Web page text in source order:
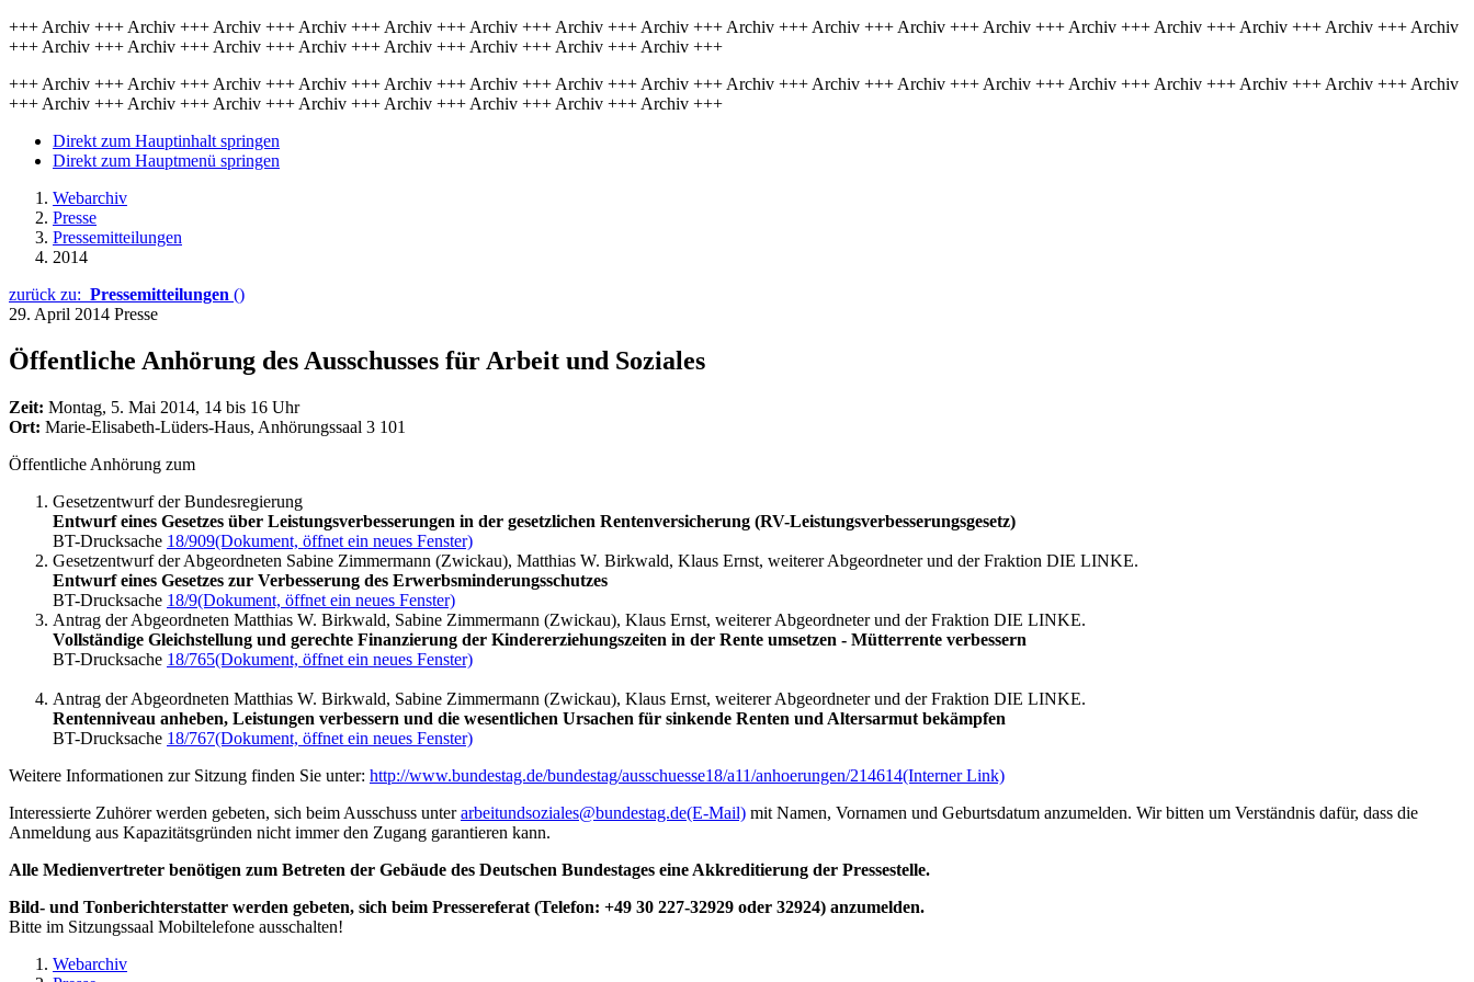
+++ Archiv +++ Archiv +++ Archiv +++ Archiv +++ Archiv +++ Archiv +++ Archiv +++ Archiv +++ Archiv +++ Archiv +++ Archiv +++ Archiv +++ Archiv +++ Archiv +++ Archiv +++ Archiv +++ Archiv
+++ Archiv +++ Archiv +++ Archiv +++ Archiv +++ Archiv +++ Archiv +++ Archiv +++ Archiv +++
+++ Archiv +++ Archiv +++ Archiv +++ Archiv +++ Archiv +++ Archiv +++ Archiv +++ Archiv +++ Archiv +++ Archiv +++ Archiv +++ Archiv +++ Archiv +++ Archiv +++ Archiv +++ Archiv +++ Archiv
+++ Archiv +++ Archiv +++ Archiv +++ Archiv +++ Archiv +++ Archiv +++ Archiv +++ Archiv +++
Direkt zum Hauptinhalt springen
Direkt zum Hauptmenü springen
Webarchiv
Presse
Pressemitteilungen
2014
zurück zu: Pressemitteilungen ()
29. April 2014 Presse
Öffentliche Anhörung des Ausschusses für Arbeit und Soziales
Zeit: Montag, 5. Mai 2014, 14 bis 16 Uhr
Ort: Marie-Elisabeth-Lüders-Haus, Anhörungssaal 3 101
Öffentliche Anhörung zum
Gesetzentwurf der Bundesregierung
Entwurf eines Gesetzes über Leistungsverbesserungen in der gesetzlichen Rentenversicherung (RV-Leistungsverbesserungsgesetz)
BT-Drucksache 18/909(Dokument, öffnet ein neues Fenster)
Gesetzentwurf der Abgeordneten Sabine Zimmermann (Zwickau), Matthias W. Birkwald, Klaus Ernst, weiterer Abgeordneter und der Fraktion DIE LINKE.
Entwurf eines Gesetzes zur Verbesserung des Erwerbsminderungsschutzes
BT-Drucksache 18/9(Dokument, öffnet ein neues Fenster)
Antrag der Abgeordneten Matthias W. Birkwald, Sabine Zimmermann (Zwickau), Klaus Ernst, weiterer Abgeordneter und der Fraktion DIE LINKE.
Vollständige Gleichstellung und gerechte Finanzierung der Kindererziehungszeiten in der Rente umsetzen - Mütterrente verbessern
BT-Drucksache 18/765(Dokument, öffnet ein neues Fenster)
Antrag der Abgeordneten Matthias W. Birkwald, Sabine Zimmermann (Zwickau), Klaus Ernst, weiterer Abgeordneter und der Fraktion DIE LINKE.
Rentenniveau anheben, Leistungen verbessern und die wesentlichen Ursachen für sinkende Renten und Altersarmut bekämpfen
BT-Drucksache 18/767(Dokument, öffnet ein neues Fenster)
Weitere Informationen zur Sitzung finden Sie unter: http://www.bundestag.de/bundestag/ausschuesse18/a11/anhoerungen/214614(Interner Link)
Interessierte Zuhörer werden gebeten, sich beim Ausschuss unterarbeitundsoziales@bundestag.de(E-Mail) mit Namen, Vornamen und Geburtsdatum anzumelden. Wir bitten um Verständnis dafür, dass die
Anmeldung aus Kapazitätsgründen nicht immer den Zugang garantieren kann.
Alle Medienvertreter benötigen zum Betreten der Gebäude des Deutschen Bundestages eine Akkreditierung der Pressestelle.
Bild- und Tonberichterstatter werden gebeten, sich beim Pressereferat (Telefon: +49 30 227-32929 oder 32924) anzumelden.
Bitte im Sitzungssaal Mobiltelefone ausschalten!
Webarchiv